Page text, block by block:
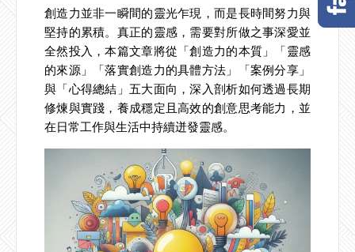
創造力並非一瞬間的靈光乍現，而是長時間努力與
堅持的累積。真正的靈感，需要對所做之事深愛並
全然投入，本篇文章將從「創造力的本質」「靈感
的來源」「落實創造力的具體方法」「案例分享」
與「心得總結」五大面向，深入剖析如何透過長期
修煉與實踐，養成穩定且高效的創意思考能力，並
在日常工作與生活中持續迸發靈感。